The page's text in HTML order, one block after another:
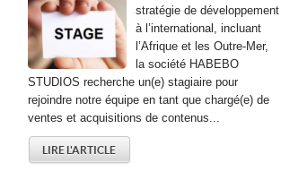
stratégie de développement
à l’international, incluant
l’Afrique et les Outre-Mer,
la société HABEBO
STUDIOS recherche un(e) stagiaire pour
rejoindre notre équipe en tant que chargé(e) de
ventes et acquisitions de contenus...
LIRE L'ARTICLE